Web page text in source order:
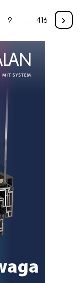
9 … 416